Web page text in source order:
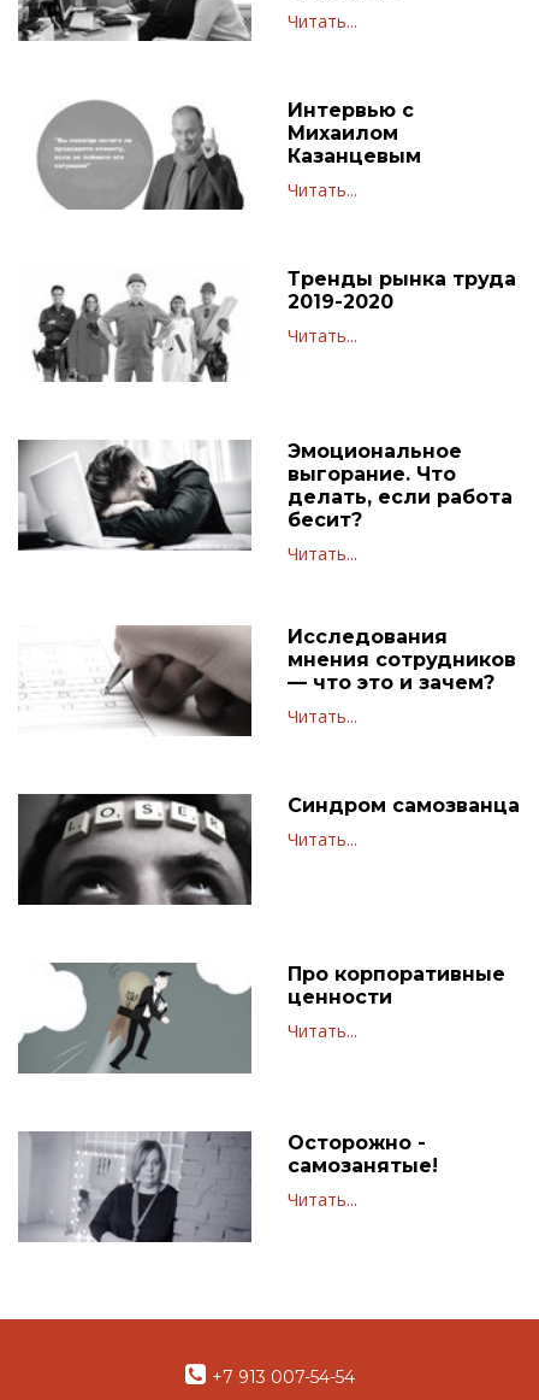
Читать...
Интервью с
Михаилом
Казанцевым
Читать...
Тренды рынка труда
2019-2020
Читать...
Эмоциональное
выгорание. Что
делать, если работа
бесит?
Читать...
Исследования
мнения сотрудников
— что это и зачем?
Читать...
Синдром самозванца
Читать...
Про корпоративные
ценности
Читать...
Осторожно -
самозанятые!
Читать...
+7 913 007-54-54